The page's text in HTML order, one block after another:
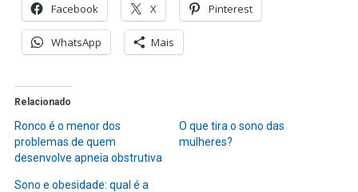
Facebook X Pinterest
WhatsApp Mais
Relacionado
Ronco é o menor dos
problemas de quem
desenvolve apneia obstrutiva
O que tira o sono das
mulheres?
Sono e obesidade: qual é a